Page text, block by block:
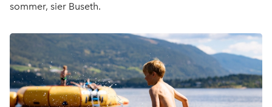
sommer, sier Buseth.